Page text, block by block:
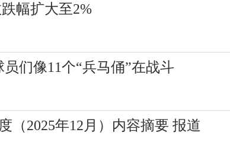
幅扩大至2%
们像11个“兵马俑”在战斗
（2025年12月）内容摘要 报道